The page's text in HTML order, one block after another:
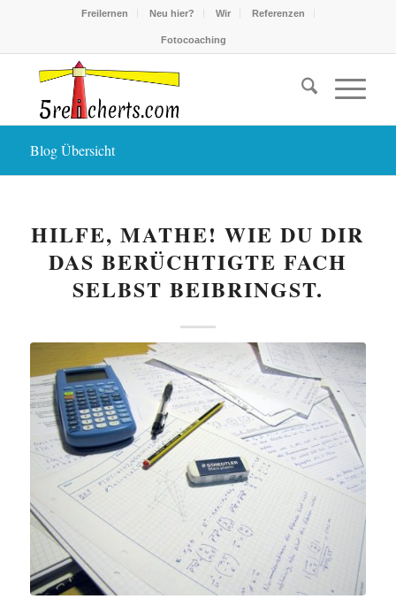
Freilernen Neu hier? Wir Referenzen
Fotocoaching
Blog Übersicht
HILFE, MATHE! WIE DU DIR
DAS BERÜCHTIGTE FACH
SELBST BEIBRINGST.